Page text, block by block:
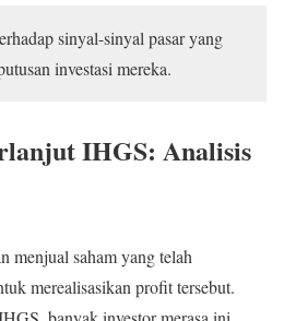
sinyal-sinyal pasar yang
investasi mereka.
IHGS: Analisis
menjual saham yang telah
merealisasikan profit tersebut.